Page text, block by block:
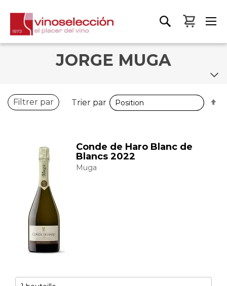
Mon
JORGE MUGA
Conde de Haro Blanc de
Blancs 2022
Muga
Filtrer par Trier par
Trier par